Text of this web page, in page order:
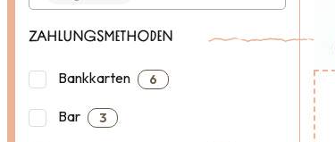
ZAHLUNGSMETHODEN
Bankkarten 6
Bar 3